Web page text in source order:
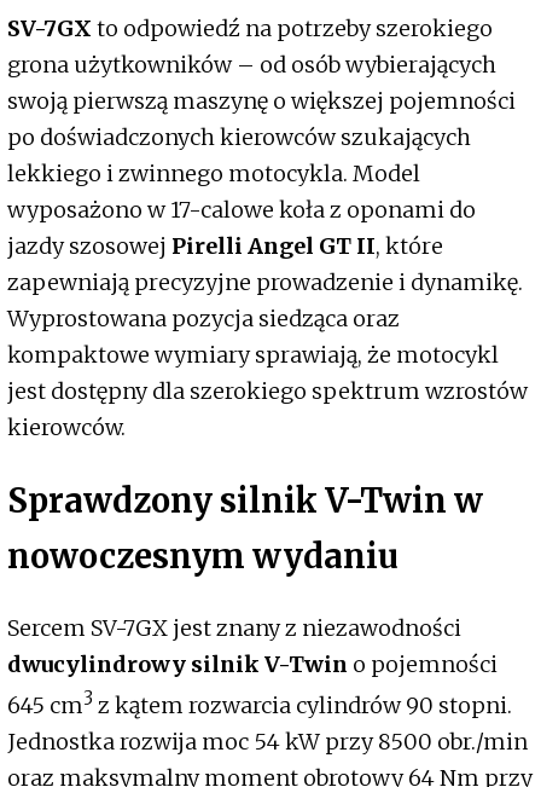
SV-7GX to odpowiedź na potrzeby szerokiego
grona użytkowników – od osób wybierających
swoją pierwszą maszynę o większej pojemności
po doświadczonych kierowców szukających
lekkiego i zwinnego motocykla. Model
wyposażono w 17-calowe koła z oponami do
jazdy szosowej Pirelli Angel GT II, które
zapewniają precyzyjne prowadzenie i dynamikę.
Wyprostowana pozycja siedząca oraz
kompaktowe wymiary sprawiają, że motocykl
jest dostępny dla szerokiego spektrum wzrostów
kierowców.
Sprawdzony silnik V-Twin w
nowoczesnym wydaniu
Sercem SV-7GX jest znany z niezawodności
dwucylindrowy silnik V-Twin o pojemności
645 cm3 z kątem rozwarcia cylindrów 90 stopni.
Jednostka rozwija moc 54 kW przy 8500 obr./min
oraz maksymalny moment obrotowy 64 Nm przy